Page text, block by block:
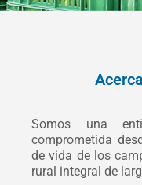
Somos una
comprometida
de vida de los
rural integral de